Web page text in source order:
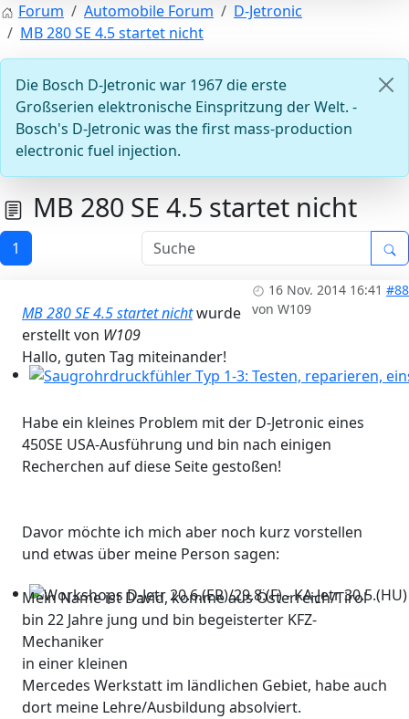
Steuergeräte D-Jetronic & KE-Jetronic: Prüfen und
Workshops D-Jetr 20.6.(ER)/29.8.(F) - KA-Jetr 30.5.(HU) -
Forum Automobile Forum
D-Jetronic
MB 280 SE 4.5 startet nicht
Die Bosch D-Jetronic war 1967 die erste
Großserien elektronische Einspritzung der Welt. -
Bosch's D-Jetronic was the first mass-production
electronic fuel injection.
MB 280 SE 4.5 startet nicht
1
16 Nov. 2014 16:41 #88
von W109
MB 280 SE 4.5 startet nichtwurde
erstellt von W109
Hallo, guten Tag miteinander!
Habe ein kleines Problem mit der D-Jetronic eines
450SE USA-Ausführung und bin nach einigen
Recherchen auf diese Seite gestoßen!
Davor möchte ich mich aber noch kurz vorstellen
und etwas über meine Person sagen:
Mein Name ist David, komme aus Österreich/Tirol
bin 22 Jahre jung und bin begeisterter KFZ-
Mechaniker
in einer kleinen
Mercedes Werkstatt im ländlichen Gebiet, habe auch
dort meine Lehre/Ausbildung absolviert.